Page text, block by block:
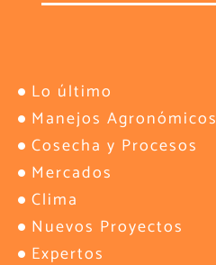
Lo último
Manejos Agronómicos
Cosecha y Procesos
Mercados
Clima
Nuevos Proyectos
Expertos